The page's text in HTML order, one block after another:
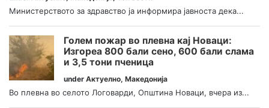
Министерството за здравство ја информира јавноста дека...
Голем пожар во плевна кај Новаци:
Изгореа 800 бали сено, 600 бали слама
и 3,5 тони пченица
under Актуелно, Македонија
Во плевна во селото Логоварди, Општина Новаци, вчера из...